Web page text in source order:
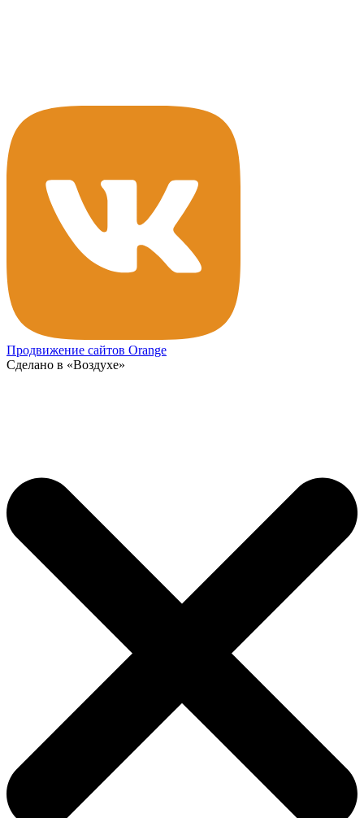
Продвижение сайтов Orange
Сделано в «Воздухе»